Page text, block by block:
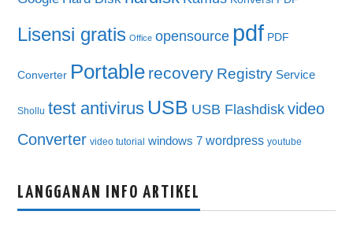
Lisensi gratis Office opensource pdf PDF
Converter Portable recovery Registry Service
Shollu test antivirus USB USB Flashdisk video
Converter video tutorial windows 7 wordpress youtube
LANGGANAN INFO ARTIKEL